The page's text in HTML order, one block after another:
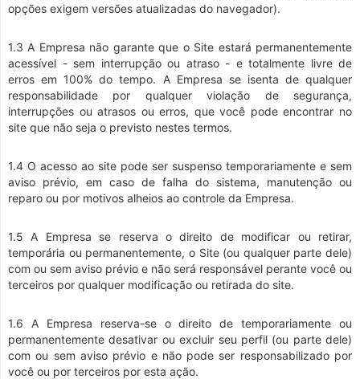
opções exigem versões atualizadas do navegador).
1.3 A Empresa não garante que o Site estará permanentemente
acessível - sem interrupção ou atraso - e totalmente livre de
erros em 100% do tempo. A Empresa se isenta de qualquer
responsabilidade por qualquer violação de segurança,
interrupções ou atrasos ou erros, que você pode encontrar no
site que não seja o previsto nestes termos.
1.4 O acesso ao site pode ser suspenso temporariamente e sem
aviso prévio, em caso de falha do sistema, manutenção ou
reparo ou por motivos alheios ao controle da Empresa.
1.5 A Empresa se reserva o direito de modificar ou retirar,
temporária ou permanentemente, o Site (ou qualquer parte dele)
com ou sem aviso prévio e não será responsável perante você ou
terceiros por qualquer modificação ou retirada do site.
1.6 A Empresa reserva-se o direito de temporariamente ou
permanentemente desativar ou excluir seu perfil (ou parte dele)
com ou sem aviso prévio e não pode ser responsabilizado por
você ou por terceiros por esta ação.